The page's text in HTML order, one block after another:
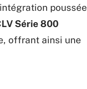
poussée
Série 800
offrant ainsi une